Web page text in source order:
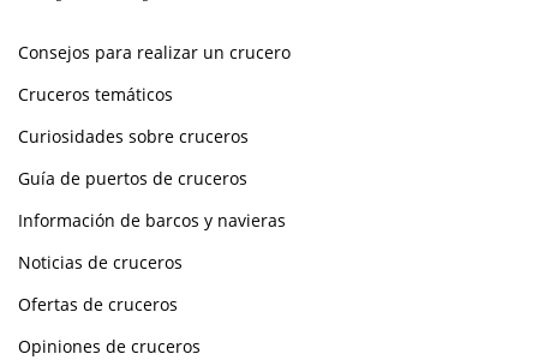
Consejos para realizar un crucero
Cruceros temáticos
Curiosidades sobre cruceros
Guía de puertos de cruceros
Información de barcos y navieras
Noticias de cruceros
Ofertas de cruceros
Opiniones de cruceros